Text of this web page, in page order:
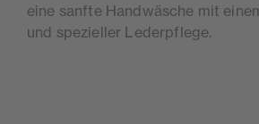
eine sanfte Handwäsche mit
und spezieller Lederpflege.